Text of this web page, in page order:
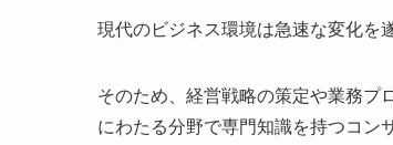
現代のビジネス環境は急速な変化を
そのため、経営戦略の策定や業務プ
にわたる分野で専門知識を持つコン